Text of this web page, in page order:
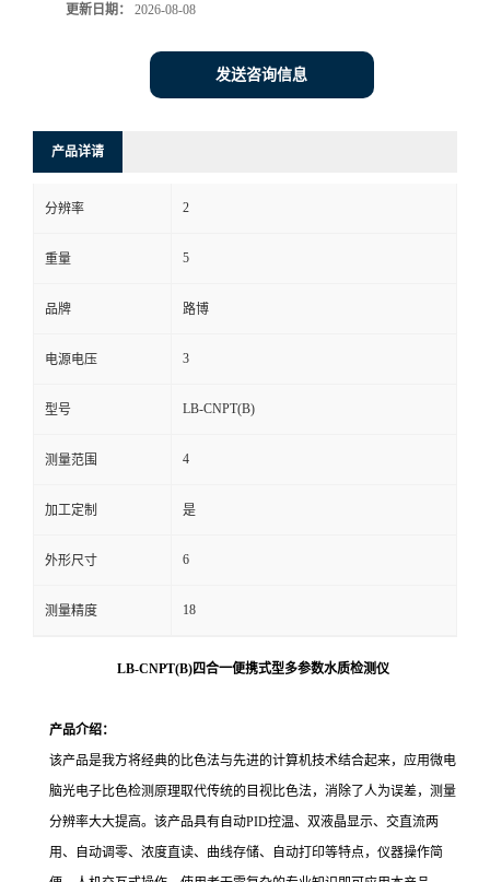
系
方
式
更新日期： 2026-08-08
发送咨询信息
产品详请
分辨率 2
重量 5
品牌 路博
电源电压 3
型号 LB-CNPT(B)
测量范围 4
加工定制 是
外形尺寸 6
测量精度 18
LB-CNPT(B)四合一便携式型多参数水质检测仪
产品介绍：
该产品是我方将经典的比色法与先进的计算机技术结合起来，应用微电
脑光电子比色检测原理取代传统的目视比色法，消除了人为误差，测量
分辨率大大提高。该产品具有自动PID控温、双液晶显示、交直流两
用、自动调零、浓度直读、曲线存储、自动打印等特点，仪器操作简